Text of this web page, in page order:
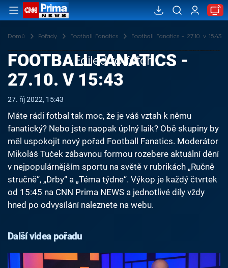
Domů Pořady Football Fanatics Football Fanatics - 27.10. v 15:43
Failed to fetch
FOOTBALL FANATICS -
27.10. V 15:43
27. říj 2022, 15:43
Máte rádi fotbal tak moc, že je váš vztah k němu
fanatický? Nebo jste naopak úplný laik? Obě skupiny by
měl uspokojit nový pořad Football Fanatics. Moderátor
Mikoláš Tuček zábavnou formou rozebere aktuální dění
v nejpopulárnějším sportu na světě v rubrikách „Ručně
stručně“, „Drby“ a „Téma týdne“. Výkop je každý čtvrtek
od 15:45 na CNN Prima NEWS a jednotlivé díly vždy
hned po odvysílání naleznete na webu.
Další videa pořadu